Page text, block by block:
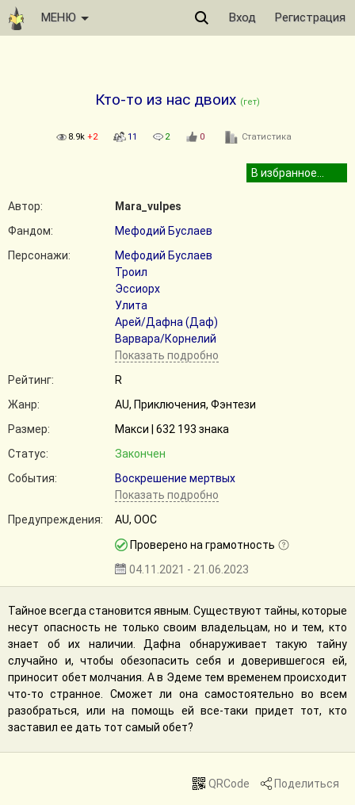
МЕНЮ Вход Регистрация
Кто-то из нас двоих (гет)
8.9k +2 11 2 0 Статистика
Автор:
Mara_vulpes
Фандом:
Мефодий Буслаев
Персонажи:
Мефодий Буслаев
Троил
Эссиорх
Улита
Арей/Дафна (Даф)
Варвара/Корнелий
Показать подробно
Рейтинг:
R
Жанр:
AU, Приключения, Фэнтези
Размер:
Макси | 632 193 знака
Статус:
Закончен
События:
Воскрешение мертвых
Показать подробно
Предупреждения:
AU, ООС
Проверено на грамотность
04.11.2021 - 21.06.2023
Тайное всегда становится явным. Существуют тайны, которые
несут опасность не только своим владельцам, но и тем, кто
знает об их наличии. Дафна обнаруживает такую тайну
случайно и, чтобы обезопасить себя и доверившегося ей,
приносит обет молчания. А в Эдеме тем временем происходит
что-то странное. Сможет ли она самостоятельно во всем
разобраться, или на помощь ей все-таки придет тот, кто
заставил ее дать тот самый обет?
QRCode Поделиться